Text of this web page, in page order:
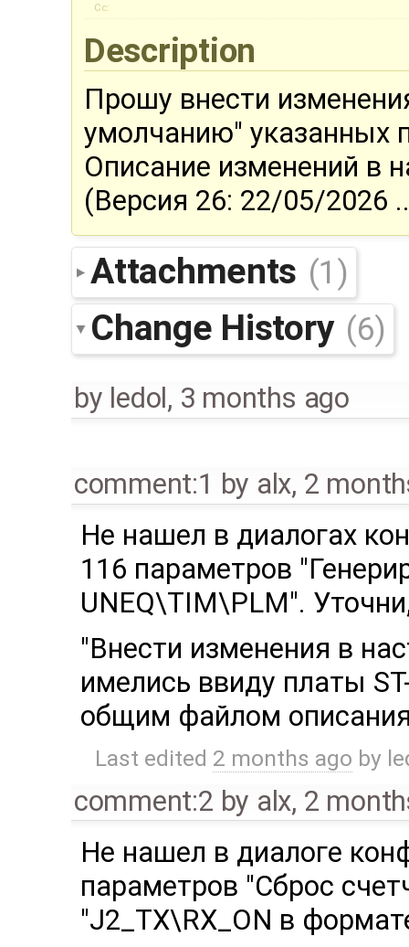
Cc:
Description
Прошу внести
умолчанию" указанных
Описание изменений в
(Версия 26: 22/05/2026
Attachments (1)
Change History (6)
by ledol, 3 months ago
comment:1 by alx, 2
Не нашел в диалогах
116 параметров
UNEQ\TIM\PLM".
"Внести изменения в
имелись ввиду платы
общим файлом
Last edited 2 months ago by
comment:2 by alx, 2
Не нашел в диалоге
параметров "Сброс
"J2_TX\RX_ON в